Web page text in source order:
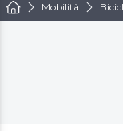
Mobilità